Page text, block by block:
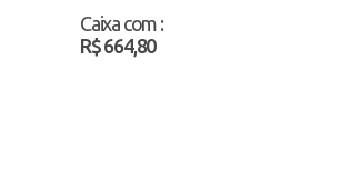
Atacado
Caixa com :
R$ 664,80